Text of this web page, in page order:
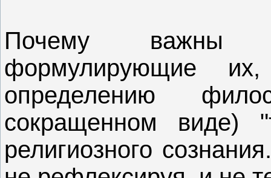
Почему важны
формулирующие
определению
сокращенном виде)
религиозного